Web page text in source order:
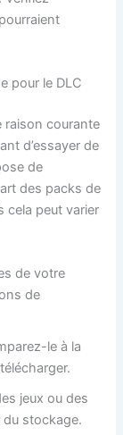
pour le DLC
raison courante
d’essayer de
de
des packs de
cela peut varier
de votre
de
le à la
jeux ou des
stockage.